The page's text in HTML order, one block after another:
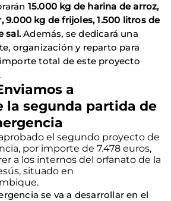
15.000 kg de harina de arroz,
9.000 kg de frijoles, 1.500 litros de
sal.Además, se dedicará una
organización y reparto para
total de este proyecto
a
la segunda partida de
el segundo proyecto de
por importe de 7.478 euros,
a los internos del orfanato de la
situado en
se va a desarrollar en el